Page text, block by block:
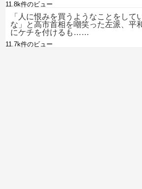
11.8k件のビュー
「人に恨みを買うようなことをして
な」と高市首相を嘲笑った左派、平
にケチを付けるも……
11.7k件のビュー